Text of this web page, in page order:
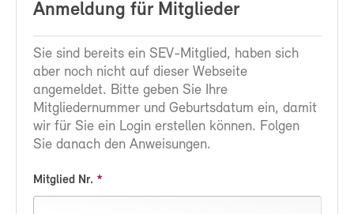
Anmeldung für Mitglieder
Sie sind bereits ein SEV-Mitglied, haben sich
aber noch nicht auf dieser Webseite
angemeldet. Bitte geben Sie Ihre
Mitgliedernummer und Geburtsdatum ein, damit
wir für Sie ein Login erstellen können. Folgen
Sie danach den Anweisungen.
Mitglied Nr.